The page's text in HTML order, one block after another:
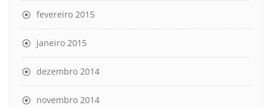
fevereiro 2015
janeiro 2015
dezembro 2014
novembro 2014